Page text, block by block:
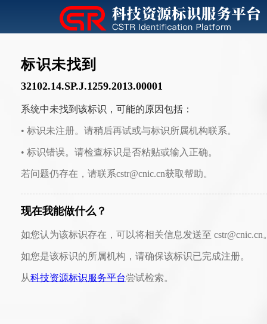
标识未找到
32102.14.SP.J.1259.2013.00001
系统中未找到该标识，可能的原因包括：
• 标识未注册。请稍后再试或与标识所属机构联系。
• 标识错误。请检查标识是否粘贴或输入正确。
若问题仍存在，请联系cstr@cnic.cn获取帮助。
现在我能做什么？
如您认为该标识存在，可以将相关信息发送至 cstr@cnic.cn
如您是该标识的所属机构，请确保该标识已完成注册。
从科技资源标识服务平台尝试检索。